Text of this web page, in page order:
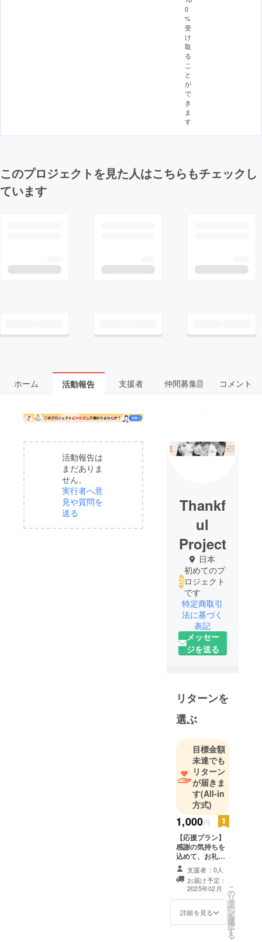
0
%
受
け
取
る
こ
と
が
で
き
ま
す
このプロジェクトを見た人はこちらもチェックし
ています
ホーム 活動報告 支援者 仲間募集 1 コメント
活動報告は
まだありま
せん。
実行者へ意
見や質問を
送る
Thankf
ul
Project
日本
初めてのプ
ロジェクト
です
特定商取引
法に基づく
表記
メッセー
ジを送る
リターンを
選ぶ
目標金額
未達でも
リターン
が届きま
す(All-in
方式)
1,000円
【応援プラン】
感謝の気持ちを
込めて、お礼の
メッセージをお
送りします。HP
にご支援者とし
てお名前を掲載
させていただき
ます。備考欄に
HPに掲載をご希
支援者：0人
お届け予定：
2025年02月
詳細を見る
こ
の
リ
タ
ー
ン
を
選
択
す
る